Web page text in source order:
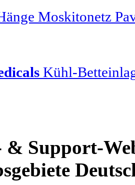
Moskitonetz
Kühl-
& Support-